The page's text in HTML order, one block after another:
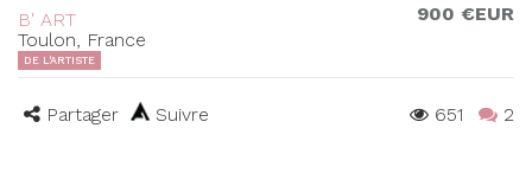
B' ART
Toulon, France
900 €EUR
DE L'ARTISTE
Partager Suivre 651 2